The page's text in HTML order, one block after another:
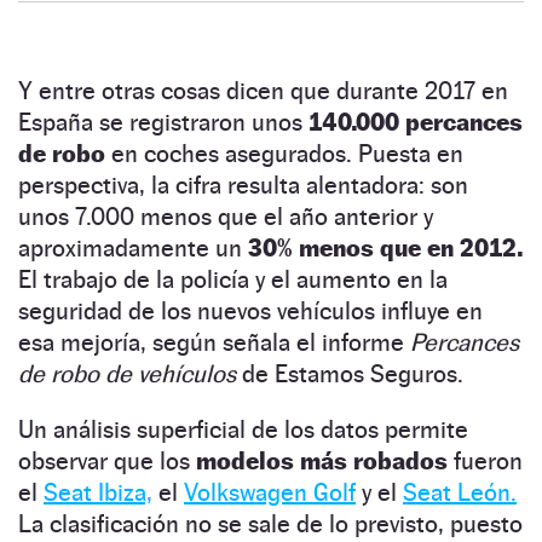
Y entre otras cosas dicen que durante 2017 en
España se registraron unos 140.000 percances
de robo en coches asegurados. Puesta en
perspectiva, la cifra resulta alentadora: son
unos 7.000 menos que el año anterior y
aproximadamente un 30% menos que en 2012.
El trabajo de la policía y el aumento en la
seguridad de los nuevos vehículos influye en
esa mejoría, según señala el informe Percances
de robo de vehículosde Estamos Seguros.
Un análisis superficial de los datos permite
observar que los modelos más robados fueron
el Seat Ibiza, el Volkswagen Golf y el Seat León.
La clasificación no se sale de lo previsto, puesto